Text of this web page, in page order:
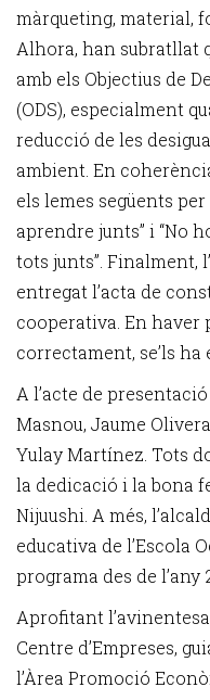
màrqueting, material,
Alhora, han subratllat
amb els Objectius de
(ODS), especialment
reducció de les
ambient. En
els lemes següents
aprendre junts” i “No
tots junts”. Finalment,
entregat l’acta de
cooperativa. En
correctament, se’ls ha
A l’acte de
Masnou, Jaume
Yulay Martínez. Tots
la dedicació i la bona
Nijuushi. A més,
educativa de l’Escola
programa des de l’any
Aprofitant
Centre d’Empreses,
l’Àrea Promoció